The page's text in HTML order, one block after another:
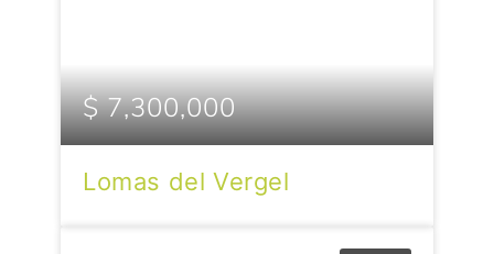
$ 7,300,000
Lomas del Vergel